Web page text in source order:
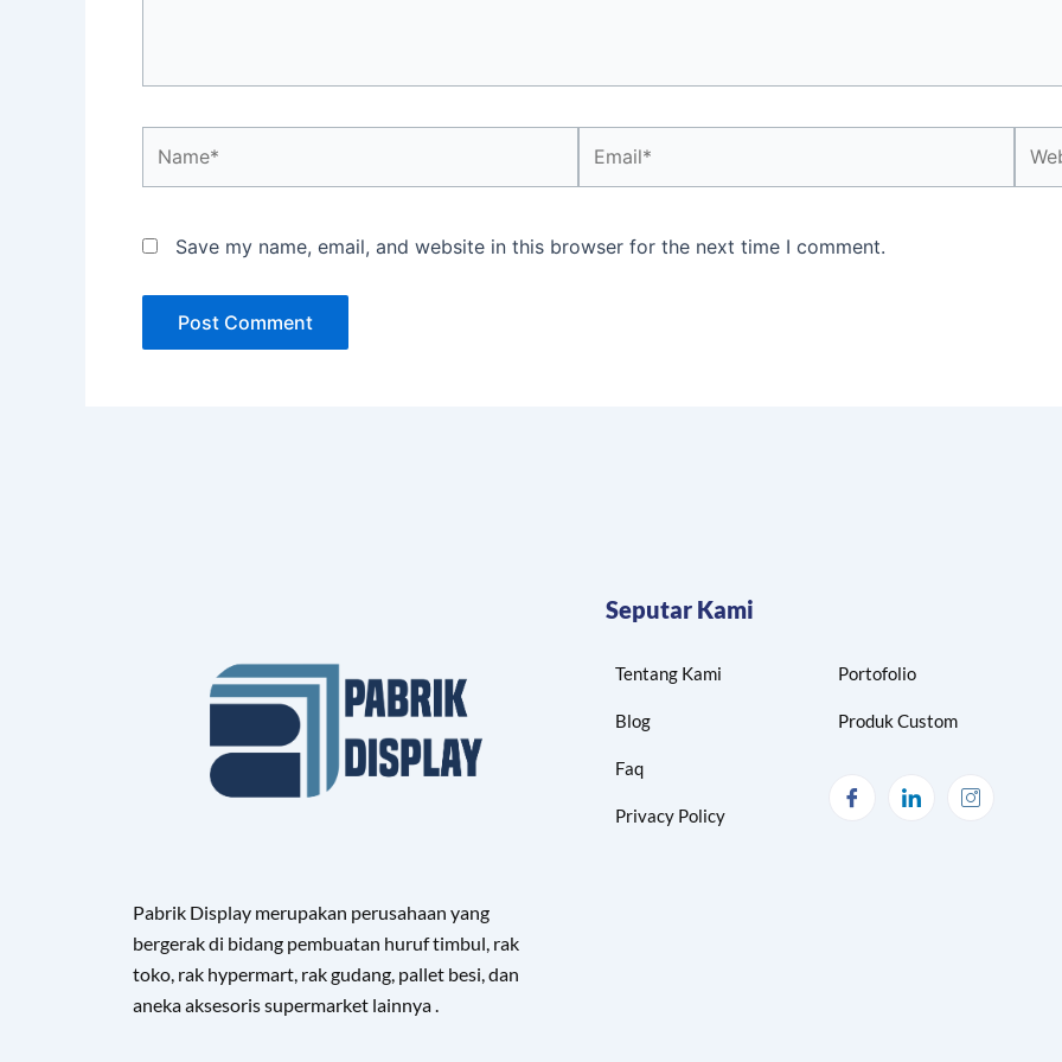
Save my name, email, and website in this browser for the next time I comment.
Pabrik Display merupakan perusahaan yang
bergerak di bidang pembuatan huruf timbul, rak
toko, rak hypermart, rak gudang, pallet besi, dan
aneka aksesoris supermarket lainnya .
Seputar Kami
Tentang Kami
Blog
Faq
Privacy Policy
Portofolio
Produk Custom